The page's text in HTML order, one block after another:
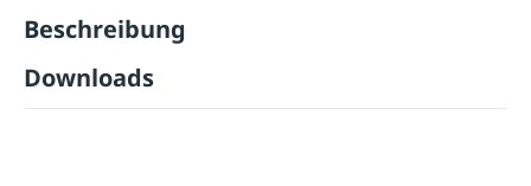
Beschreibung
Downloads